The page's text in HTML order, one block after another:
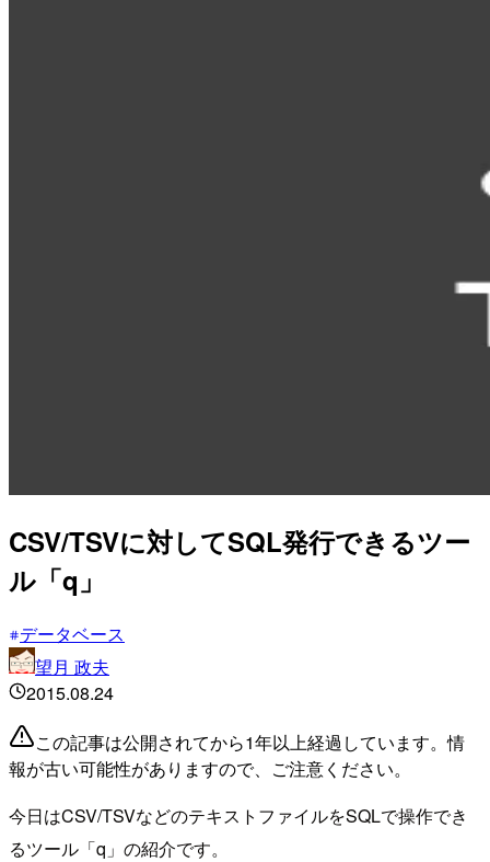
CSV/TSVに対してSQL発行できるツー
ル「q」
データベース
望月 政夫
2015.08.24
この記事は公開されてから1年以上経過しています。情
報が古い可能性がありますので、ご注意ください。
今日はCSV/TSVなどのテキストファイルをSQLで操作でき
るツール「q」の紹介です。